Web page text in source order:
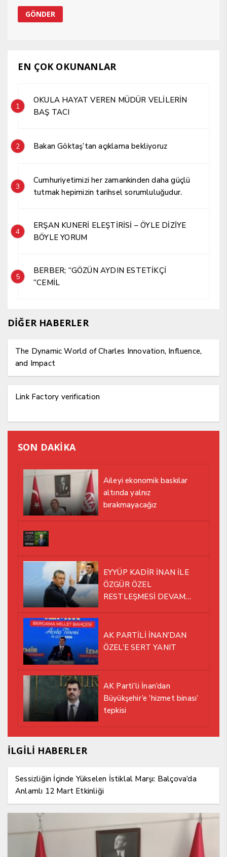
EN ÇOK OKUNANLAR
1
OKULA HAYAT VEREN MÜDÜR VELİLERİN
BAŞ TACI
2 Bakan Göktaş’tan açıklama bekliyoruz
3
Cumhuriyetimizi her zamankinden daha güçlü
tutmak hepimizin tarihsel sorumluluğudur.
4
ERŞAN KUNERİ ELEŞTİRİSİ – ÖYLE DİZİYE
BÖYLE YORUM
5
BERBER; “GÖZÜN AYDIN ESTETİKÇİ
“CEMİL
DİĞER HABERLER
The Dynamic World of Charles Innovation, Influence,
and Impact
Link Factory verification
SON DAKİKA
Aileyi ekonomik baskılar
altında yalnız
bırakmayacağız
EYYÜP KADİR İNAN İLE
ÖZGÜR ÖZEL
RESTLEŞMESİ DEVAM
AK PARTİLİ İNAN’DAN
ÖZEL’E SERT YANIT
AK Parti’li İnan’dan
Büyükşehir’e ‘hizmet binası’
tepkisi
İLGİLİ HABERLER
Sessizliğin İçinde Yükselen İstiklal Marşı: Balçova’da
Anlamlı 12 Mart Etkinliği